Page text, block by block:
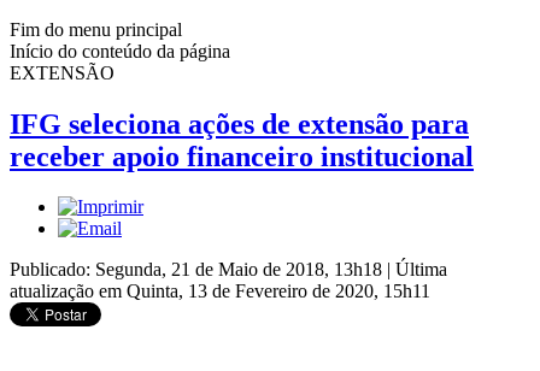
Fim do menu principal
Início do conteúdo da página
EXTENSÃO
IFG seleciona ações de extensão para
receber apoio financeiro institucional
Publicado: Segunda, 21 de Maio de 2018, 13h18 | Última
atualização em Quinta, 13 de Fevereiro de 2020, 15h11